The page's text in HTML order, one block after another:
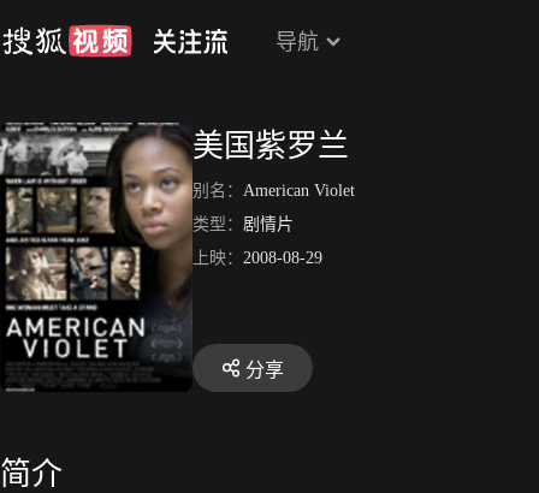
导航
美国紫罗兰
别名： American Violet
类型： 剧情片
上映： 2008-08-29
分享
简介